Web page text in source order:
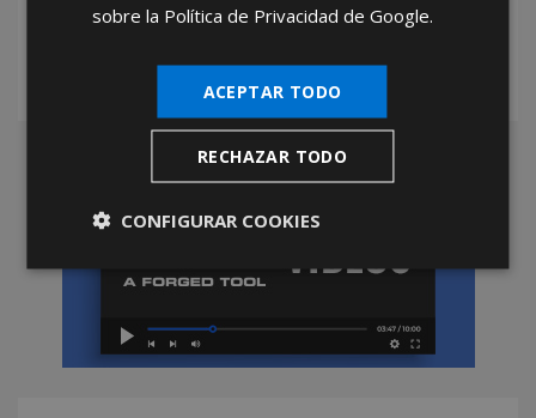
sobre la Política de Privacidad de Google.
ACEPTAR TODO
RECHAZAR TODO
CONFIGURAR COOKIES